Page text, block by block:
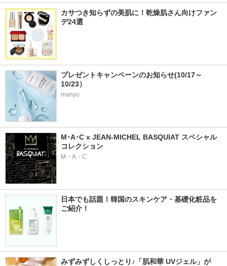
カサつき知らずの美肌に！乾燥肌さん向けファン
デ24選
プレゼントキャンペーンのお知らせ(10/17～
10/23）
manyo
M･A･C x JEAN-MICHEL BASQUIAT スペシャル
コレクション
M・A・C
日本でも話題！韓国のスキンケア・基礎化粧品を
ご紹介！
みずみずしくしっとり♪「肌和華 UVジェル」が